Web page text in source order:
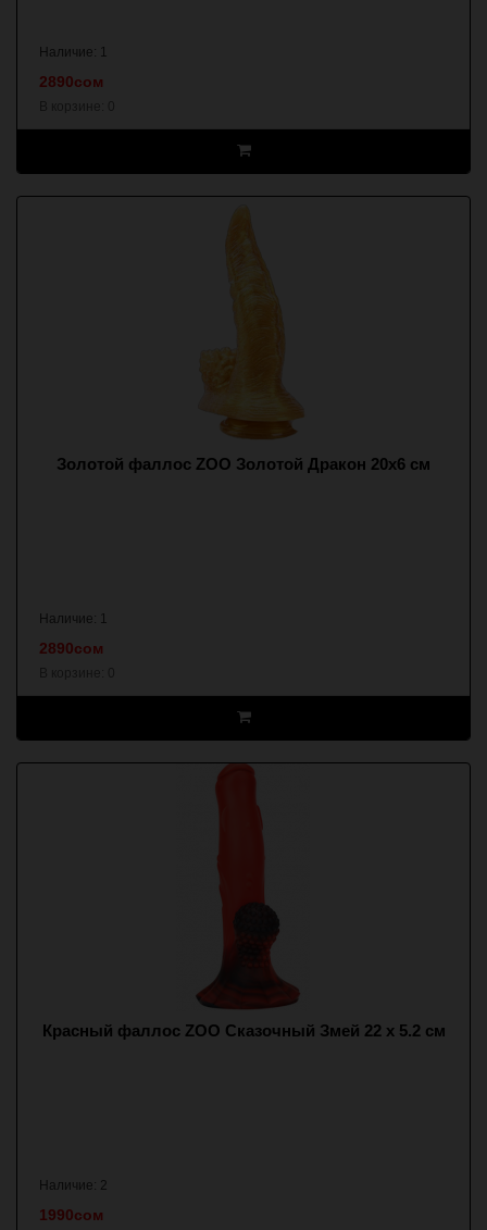
Наличие: 1
2890сом
Золотой фаллос ZOO Золотой Дракон 20х6 см
Наличие: 1
2890сом
Красный фаллос ZOO Сказочный Змей 22 х 5.2 см
Наличие: 2
1990сом